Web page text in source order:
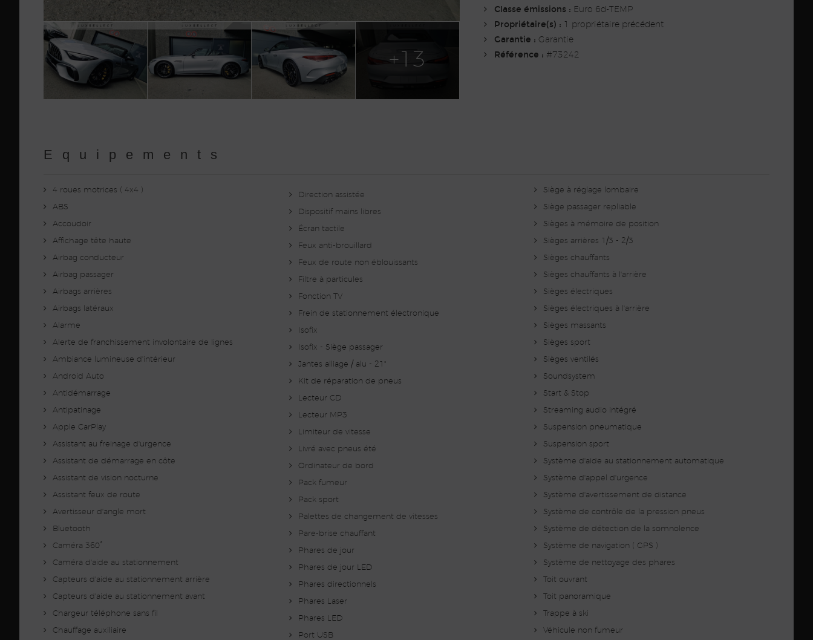
+13
Classe émissions : Euro 6d-TEMP
Propriétaire(s) : 1 propriétaire précédent
Garantie : Garantie
Référence : #73242
Equipements
4 roues motrices ( 4x4 )
ABS
Accoudoir
Affichage tête haute
Airbag conducteur
Airbag passager
Airbags arrières
Airbags latéraux
Alarme
Alerte de franchissement involontaire de lignes
Ambiance lumineuse d'intérieur
Android Auto
Antidémarrage
Antipatinage
Apple CarPlay
Assistant au freinage d'urgence
Assistant de démarrage en côte
Assistant de vision nocturne
Assistant feux de route
Avertisseur d'angle mort
Bluetooth
Caméra 360°
Caméra d'aide au stationnement
Capteurs d'aide au stationnement arrière
Capteurs d'aide au stationnement avant
Chargeur téléphone sans fil
Chauffage auxiliaire
Direction assistée
Dispositif mains libres
Écran tactile
Feux anti-brouillard
Feux de route non éblouissants
Filtre à particules
Fonction TV
Frein de stationnement électronique
Isofix
Isofix - Siège passager
Jantes alliage / alu - 21"
Kit de réparation de pneus
Lecteur CD
Lecteur MP3
Limiteur de vitesse
Livré avec pneus été
Ordinateur de bord
Pack fumeur
Pack sport
Palettes de changement de vitesses
Pare-brise chauffant
Phares de jour
Phares de jour LED
Phares directionnels
Phares Laser
Phares LED
Port USB
Siège à réglage lombaire
Siège passager repliable
Sièges à mémoire de position
Sièges arrières 1/3 - 2/3
Sièges chauffants
Sièges chauffants à l'arrière
Sièges électriques
Sièges électriques à l'arrière
Sièges massants
Sièges sport
Sièges ventilés
Soundsystem
Start & Stop
Streaming audio intégré
Suspension pneumatique
Suspension sport
Système d'aide au stationnement automatique
Système d'appel d'urgence
Système d'avertissement de distance
Système de contrôle de la pression pneus
Système de détection de la somnolence
Système de navigation ( GPS )
Système de nettoyage des phares
Toit ouvrant
Toit panoramique
Trappe à ski
Véhicule non fumeur